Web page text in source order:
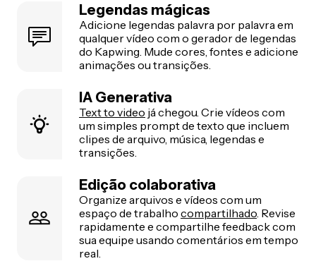
Legendas mágicas
Adicione legendas palavra por palavra em
qualquer vídeo com o gerador de legendas
do Kapwing. Mude cores, fontes e adicione
animações ou transições.
IA Generativa
Text to video já chegou. Crie vídeos com
um simples prompt de texto que incluem
clipes de arquivo, música, legendas e
transições.
Edição colaborativa
Organize arquivos e vídeos com um
espaço de trabalho compartilhado . Revise
rapidamente e compartilhe feedback com
sua equipe usando comentários em tempo
real.